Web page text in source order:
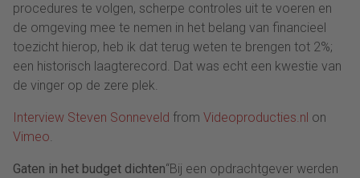
procedures te volgen, scherpe controles uit te voeren en
de omgeving mee te nemen in het belang van financieel
toezicht hierop, heb ik dat terug weten te brengen tot 2%;
een historisch laagterecord. Dat was echt een kwestie van
de vinger op de zere plek.
Interview Steven Sonneveld from Videoproducties.nl on
Vimeo.
Gaten in het budget dichten“Bij een opdrachtgever werden